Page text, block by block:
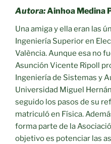
Autora:Ainhoa Medina
Una amiga y ella eran las
Ingeniería Superior en
València. Aunque esa no
Asunción Vicente Ripoll
Ingeniería de Sistemas y
Universidad Miguel
seguido los pasos de su
matriculó en Física.
forma parte de la
objetivo es potenciar las